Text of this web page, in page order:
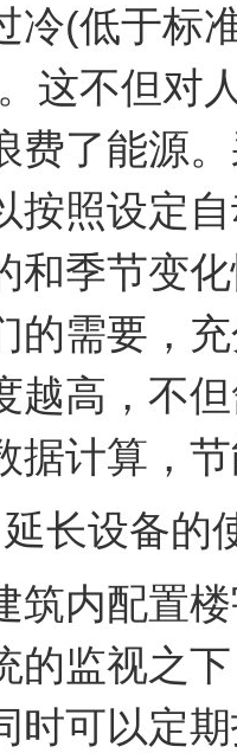
冷(低于标
这不但对
费了能源
按照设定
和季节变
的需要，
越高，不
据计算，
设备的
内配置楼
的监视之
时可以定